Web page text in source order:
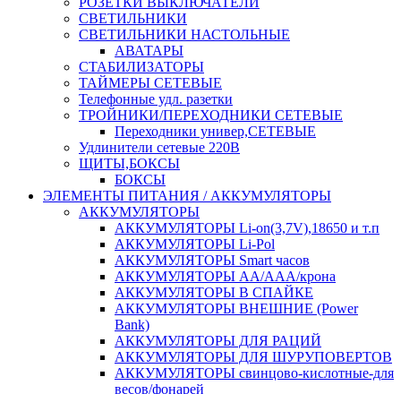
СВЕТИЛЬНИКИ
СВЕТИЛЬНИКИ НАСТОЛЬНЫЕ
АВАТАРЫ
СТАБИЛИЗАТОРЫ
ТАЙМЕРЫ СЕТЕВЫЕ
Телефонные удл. разетки
ТРОЙНИКИ/ПЕРЕХОДНИКИ СЕТЕВЫЕ
Переходники универ,СЕТЕВЫЕ
Удлинители сетевые 220В
ЩИТЫ,БОКСЫ
БОКСЫ
ЭЛЕМЕНТЫ ПИТАНИЯ / АККУМУЛЯТОРЫ
АККУМУЛЯТОРЫ
АККУМУЛЯТОРЫ Li-on(3,7V),18650 и т.п
АККУМУЛЯТОРЫ Li-Pol
АККУМУЛЯТОРЫ Smart часов
АККУМУЛЯТОРЫ АА/ААА/крона
АККУМУЛЯТОРЫ В СПАЙКЕ
АККУМУЛЯТОРЫ ВНЕШНИЕ (Power
Bank)
АККУМУЛЯТОРЫ ДЛЯ РАЦИЙ
АККУМУЛЯТОРЫ ДЛЯ ШУРУПОВЕРТОВ
АККУМУЛЯТОРЫ свинцово-кислотные-для
весов/фонарей